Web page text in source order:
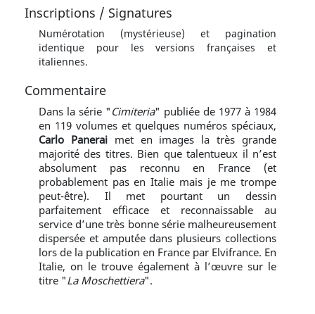
Inscriptions / Signatures
Numérotation (mystérieuse) et pagination
identique pour les versions françaises et
italiennes.
Commentaire
Dans la série " Cimiteria" publiée de 1977 à 1984
en 119 volumes et quelques numéros spéciaux,
Carlo Paneraimet en images la très grande
majorité des titres. Bien que talentueux il n’est
absolument pas reconnu en France (et
probablement pas en Italie mais je me trompe
peut-être). Il met pourtant un dessin
parfaitement efficace et reconnaissable au
service d’une très bonne série malheureusement
dispersée et amputée dans plusieurs collections
lors de la publication en France par Elvifrance. En
Italie, on le trouve également à l’œuvre sur le
titre "La Moschettiera".